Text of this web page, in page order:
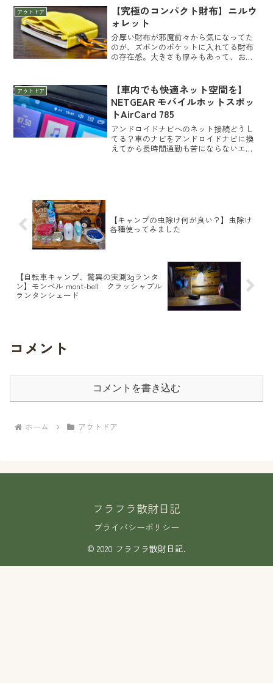
必要なので自動でネット接続出来るよう
にモバイルルーターを設置...
アウトドア
【究極のコンパクト財布】ニルウ
ォレット
分厚い財布が邪魔前々から気になってた
のが、ズボンのポケットに入れてる財布
の存在感。大きさも厚みもあって、お尻
ズボンを好んで履いてるんですが、それ
でもポケットの口がちょっ...
アウトドア
【車内でも快適ネット空間を】
NETGEAR モバイルホットスポッ
トAirCard 785
アンドロイドナビへのネット接続どうし
てる？車のナビをアンドロイドナビに換
えてから長時間通勤も苦にならないエン
【キャンプの虫除け何が良い？】虫除け
各種使ってみました
【自転車キャンプ、驚異の実測3gランタ
ン】モンベル mont-bell クラッシャブル
ランタンシェード
コメント
コメントを書き込む
ホーム アウトドア
フラフラ散財日記
プライバシーポリシー
© 2020 フラフラ散財日記.